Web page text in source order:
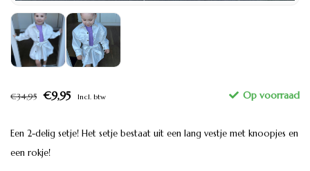
€34,95 €9,95 Incl. btw
Een 2-delig setje! Het setje bestaat uit een lang vestje met knoopjes en
een rokje!